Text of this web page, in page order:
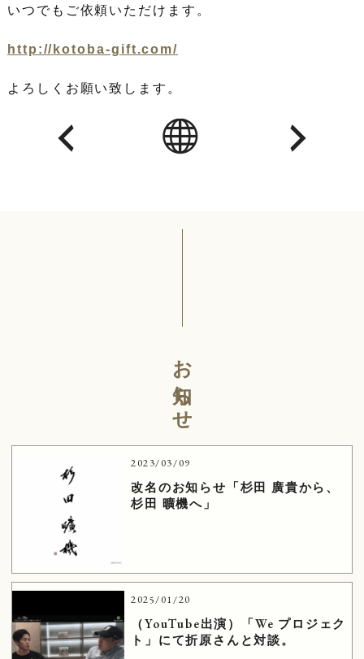
いつでもご依頼いただけます。
http://kotoba-gift.com/
よろしくお願い致します。
お知らせ
2023/03/09
改名のお知らせ「杉田 廣貴から、
杉田 曠機へ」
2025/01/20
（YouTube出演）「We プロジェク
ト」にて折原さんと対談。